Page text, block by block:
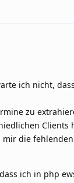
ich nicht,
zu
Clients
die
ich in php